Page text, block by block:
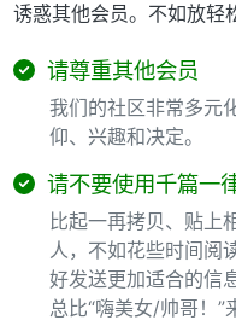
诱惑其他会员。不如放轻
请尊重其他会员
我们的社区非常多元
仰、兴趣和决定。
请不要使用千篇一
比起一再拷贝、贴上
人，不如花些时间阅
好发送更加适合的信
总比“嗨美女/帅哥！”